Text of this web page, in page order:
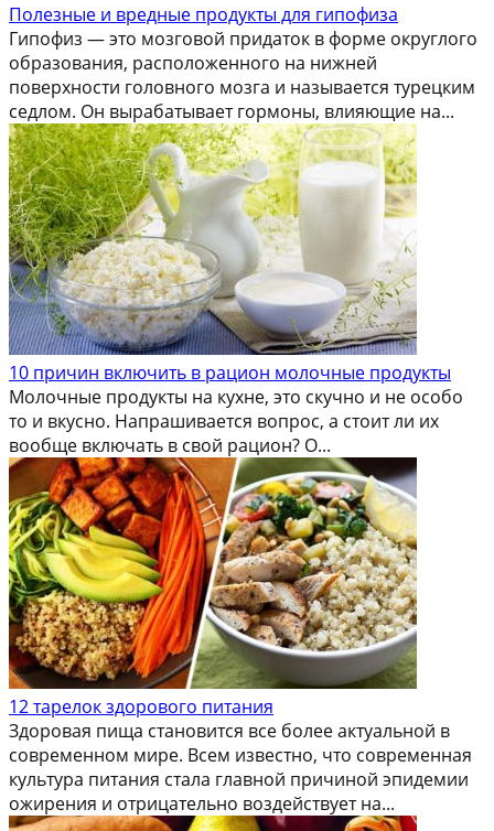
Полезные и вредные продукты для гипофиза
Гипофиз — это мозговой придаток в форме округлого
образования, расположенного на нижней
поверхности головного мозга и называется турецким
седлом. Он вырабатывает гормоны, влияющие на...
10 причин включить в рацион молочные продукты
Молочные продукты на кухне, это скучно и не особо
то и вкусно. Напрашивается вопрос, а стоит ли их
вообще включать в свой рацион? О...
12 тарелок здорового питания
Здоровая пища становится все более актуальной в
современном мире. Всем известно, что современная
культура питания стала главной причиной эпидемии
ожирения и отрицательно воздействует на...